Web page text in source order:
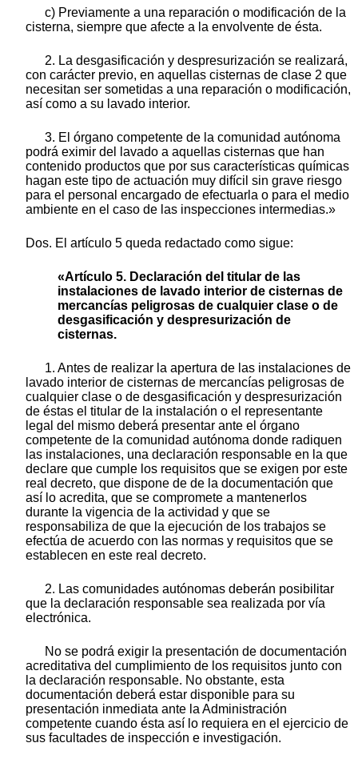
c) Previamente a una reparación o modificación de la
cisterna, siempre que afecte a la envolvente de ésta.
2. La desgasificación y despresurización se realizará,
con carácter previo, en aquellas cisternas de clase 2 que
necesitan ser sometidas a una reparación o modificación,
así como a su lavado interior.
3. El órgano competente de la comunidad autónoma
podrá eximir del lavado a aquellas cisternas que han
contenido productos que por sus características químicas
hagan este tipo de actuación muy difícil sin grave riesgo
para el personal encargado de efectuarla o para el medio
ambiente en el caso de las inspecciones intermedias.»
Dos. El artículo 5 queda redactado como sigue:
«Artículo 5. Declaración del titular de las
instalaciones de lavado interior de cisternas de
mercancías peligrosas de cualquier clase o de
desgasificación y despresurización de
cisternas.
1. Antes de realizar la apertura de las instalaciones de
lavado interior de cisternas de mercancías peligrosas de
cualquier clase o de desgasificación y despresurización
de éstas el titular de la instalación o el representante
legal del mismo deberá presentar ante el órgano
competente de la comunidad autónoma donde radiquen
las instalaciones, una declaración responsable en la que
declare que cumple los requisitos que se exigen por este
real decreto, que dispone de de la documentación que
así lo acredita, que se compromete a mantenerlos
durante la vigencia de la actividad y que se
responsabiliza de que la ejecución de los trabajos se
efectúa de acuerdo con las normas y requisitos que se
establecen en este real decreto.
2. Las comunidades autónomas deberán posibilitar
que la declaración responsable sea realizada por vía
electrónica.
No se podrá exigir la presentación de documentación
acreditativa del cumplimiento de los requisitos junto con
la declaración responsable. No obstante, esta
documentación deberá estar disponible para su
presentación inmediata ante la Administración
competente cuando ésta así lo requiera en el ejercicio de
sus facultades de inspección e investigación.